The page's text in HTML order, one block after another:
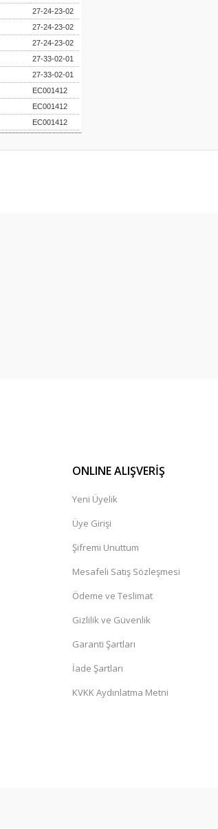
27-24-23-02
27-24-23-02
27-24-23-02
27-33-02-01
27-33-02-01
EC001412
EC001412
EC001412
ONLINE ALIŞVERİŞ
Yeni Üyelik
Üye Girişi
Şifremi Unuttum
Mesafeli Satış Sözleşmesi
Ödeme ve Teslimat
Gizlilik ve Güvenlik
Garanti Şartları
İade Şartları
KVKK Aydınlatma Metni